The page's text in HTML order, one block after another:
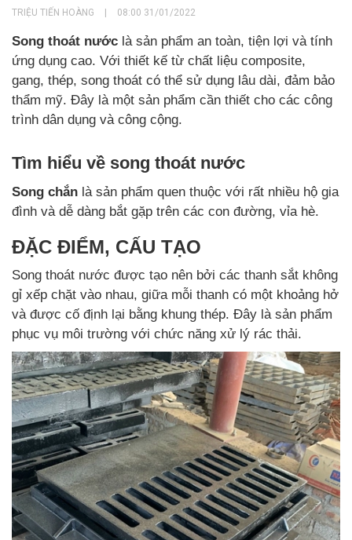
TRIỆU TIẾN HOÀNG 08:00 31/01/2022
Song thoát nước là sản phẩm an toàn, tiện lợi và tính
ứng dụng cao. Với thiết kế từ chất liệu composite,
gang, thép, song thoát có thể sử dụng lâu dài, đảm bảo
thẩm mỹ. Đây là một sản phẩm cần thiết cho các công
trình dân dụng và công cộng.
Tìm hiểu về song thoát nước
Song chắn là sản phẩm quen thuộc với rất nhiều hộ gia
đình và dễ dàng bắt gặp trên các con đường, vỉa hè.
ĐẶC ĐIỂM, CẤU TẠO
Song thoát nước được tạo nên bởi các thanh sắt không
gỉ xếp chặt vào nhau, giữa mỗi thanh có một khoảng hở
và được cố định lại bằng khung thép. Đây là sản phẩm
phục vụ môi trường với chức năng xử lý rác thải.